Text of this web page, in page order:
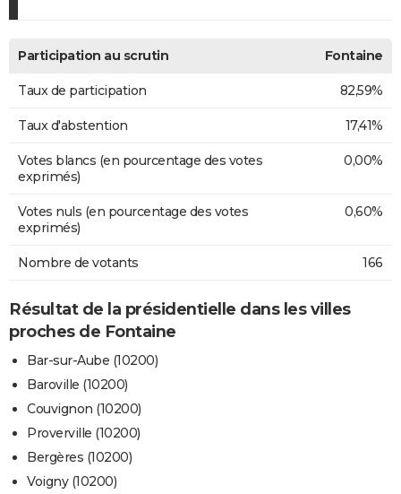
Participation au scrutin Fontaine
Taux de participation 82,59%
Taux d'abstention 17,41%
Votes blancs (en pourcentage des votes
exprimés)
0,00%
Votes nuls (en pourcentage des votes
exprimés)
0,60%
Nombre de votants 166
Résultat de la présidentielle dans les villes
proches de Fontaine
Bar-sur-Aube (10200)
Baroville (10200)
Couvignon (10200)
Proverville (10200)
Bergères (10200)
Voigny (10200)